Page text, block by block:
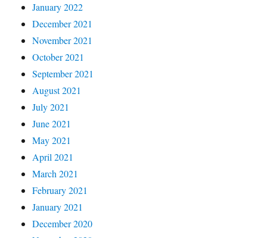
January 2022
December 2021
November 2021
October 2021
September 2021
August 2021
July 2021
June 2021
May 2021
April 2021
March 2021
February 2021
January 2021
December 2020